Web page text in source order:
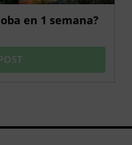
en 1 semana?